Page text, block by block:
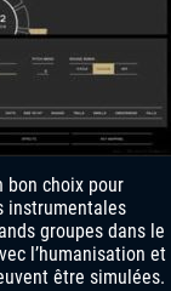
bon choix pour
instrumentales
groupes dans le
l’humanisation et
être simulées.